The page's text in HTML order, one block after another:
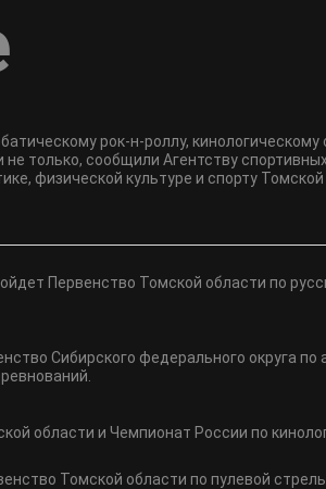
рок-н-роллу, кинологическому
только, сообщили Агентству
физической культуре и спорту Томской
Первенство Томской области по
Сибирского федерального округа по
области и Чемпионат России по
Томской области по пулевой